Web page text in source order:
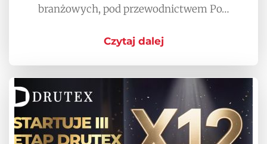
branżowych, pod przewodnictwem Po…
Czytaj dalej